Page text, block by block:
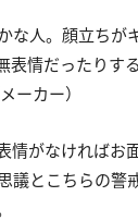
な人。顔立ちが
表情だったりす
ーカー）
情がなければお
議とこちらの警